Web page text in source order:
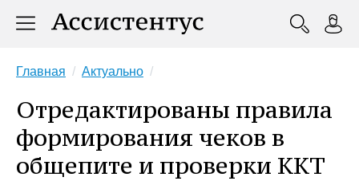
Главная Актуально
Отредактированы правила
формирования чеков в
общепите и проверки ККТ